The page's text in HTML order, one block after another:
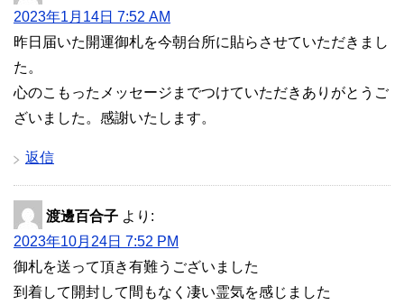
2023年1月14日 7:52 AM
昨日届いた開運御札を今朝台所に貼らさせていただきまし
た。
心のこもったメッセージまでつけていただきありがとうご
ざいました。感謝いたします。
返信
渡邊百合子 より:
2023年10月24日 7:52 PM
御札を送って頂き有難うございました
到着して開封して間もなく凄い霊気を感じました